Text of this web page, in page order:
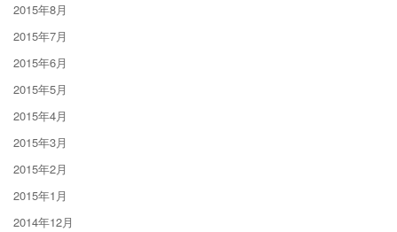
2015年8月
2015年7月
2015年6月
2015年5月
2015年4月
2015年3月
2015年2月
2015年1月
2014年12月